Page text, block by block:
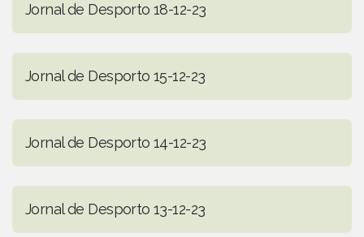
Jornal de Desporto 18-12-23
Jornal de Desporto 15-12-23
Jornal de Desporto 14-12-23
Jornal de Desporto 13-12-23